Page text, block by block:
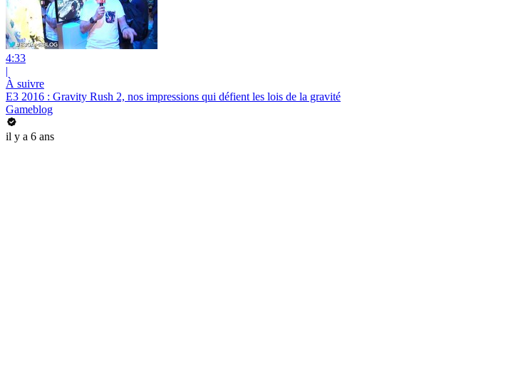
4:33
|
À suivre
E3 2016 : Gravity Rush 2, nos impressions qui défient les lois de la gravité
Gameblog
il y a 6 ans